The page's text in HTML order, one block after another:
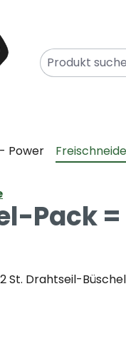
Power
Pack